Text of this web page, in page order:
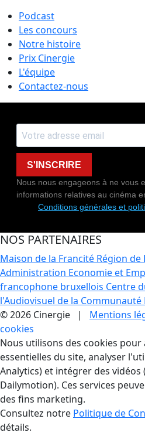
Podcast
Les concours
Notre histoire
Prix Cinergie
L'équipe
Contactez-nous
S'INSCRIRE
Nous nous engageons à ne vous
informations relatives au cinéma
Conditions générales et
NOS PARTENAIRES
Maison de la Francité Région de
Administration Economie et
francophone bruxellois Centre
l'Audiovisuel de la Communauté
© 2026 Cinergie | Mentions
cookies
Gestion des Cookies
Nous utilisons des cookies
essentielles du site, analyser
Analytics) et intégrer des vidéos
Dailymotion). Ces services
des fins marketing.
Consultez notre Politique de
détails.